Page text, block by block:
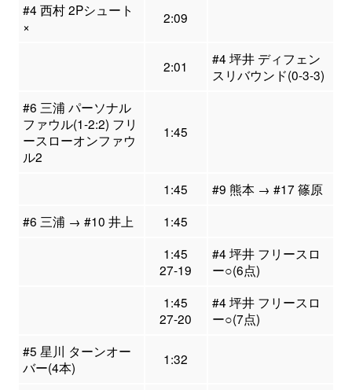
#4 西村 2Pシュート
×
2:09
2:01
#4 坪井 ディフェン
スリバウンド(0-3-3)
#6 三浦 パーソナル
ファウル(1-2:2) フリ
ースローオンファウ
ル2
1:45
1:45
#9 熊本 → #17 篠原
#6 三浦 → #10 井上
1:45
1:45
27-19
#4 坪井 フリースロ
ー○(6点)
1:45
27-20
#4 坪井 フリースロ
ー○(7点)
#5 星川 ターンオー
バー(4本)
1:32